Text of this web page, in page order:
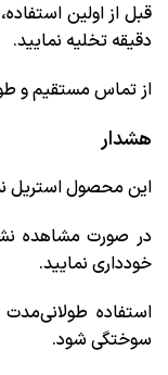
دقیقه تخلیه نمایید.
از تماس مستقیم و
هشدار
این محصول استریل
در صورت مشاهده
خودداری نمایید.
استفاده
سوختگی شود.